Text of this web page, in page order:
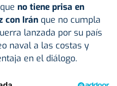
no tiene prisa en
con Irán que no cumpla
lanzada por su país
naval a las costas y
en el diálogo.